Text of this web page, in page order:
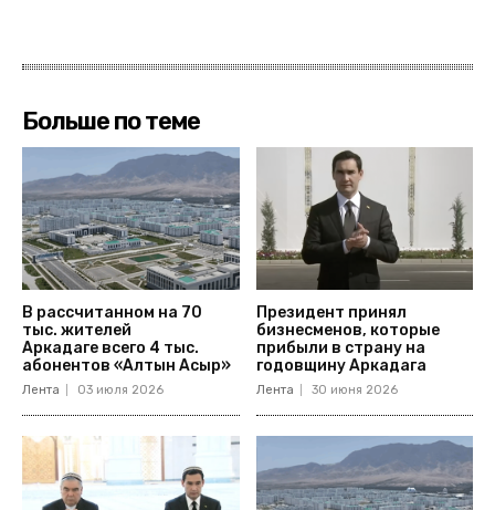
Больше по теме
В рассчитанном на 70
тыс. жителей
Аркадаге всего 4 тыс.
абонентов «Алтын Асыр»
Лента 03 июля 2026
Президент принял
бизнесменов, которые
прибыли в страну на
годовщину Аркадага
Лента 30 июня 2026